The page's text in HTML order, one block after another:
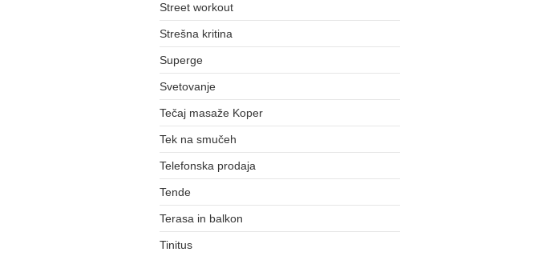
Street workout
Strešna kritina
Superge
Svetovanje
Tečaj masaže Koper
Tek na smučeh
Telefonska prodaja
Tende
Terasa in balkon
Tinitus